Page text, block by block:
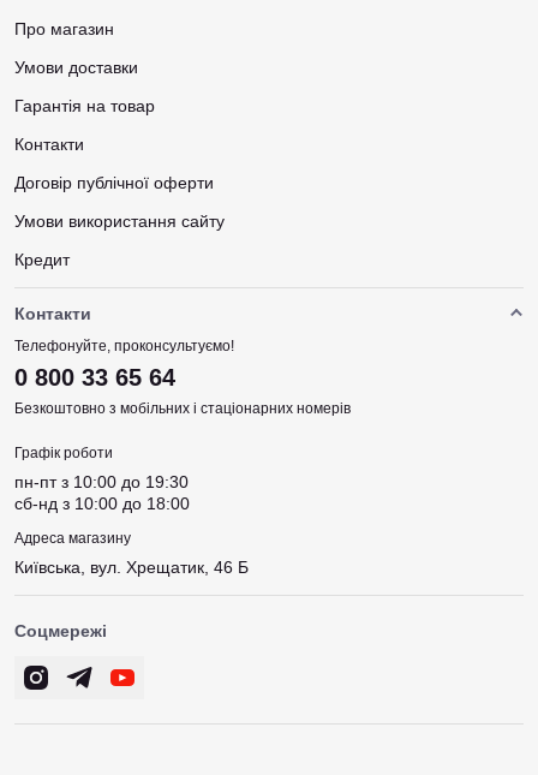
Про магазин
Умови доставки
Гарантія на товар
Контакти
Договір публічної оферти
Умови використання сайту
Кредит
Контакти
Телефонуйте, проконсультуємо!
0 800 33 65 64
Безкоштовно з мобільних і стаціонарних номерів
Графік роботи
пн-пт з 10:00 до 19:30
сб-нд з 10:00 до 18:00
Адреса магазину
Київська, вул. Хрещатик, 46 Б
Соцмережі